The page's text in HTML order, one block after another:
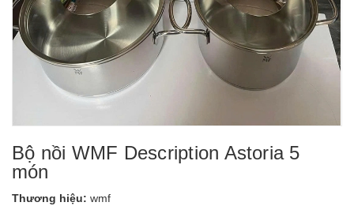
Bộ nồi WMF Description Astoria 5
món
Thương hiệu: wmf